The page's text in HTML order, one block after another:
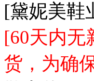
[黛妮美鞋
[60天内无
货，为确